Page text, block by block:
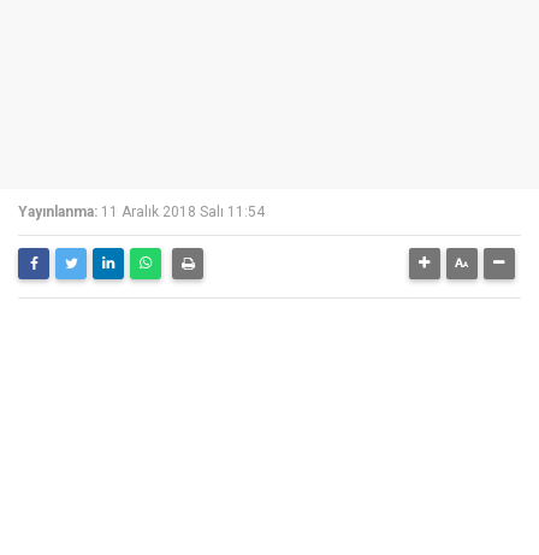
Yayınlanma: 11 Aralık 2018 Salı 11:54